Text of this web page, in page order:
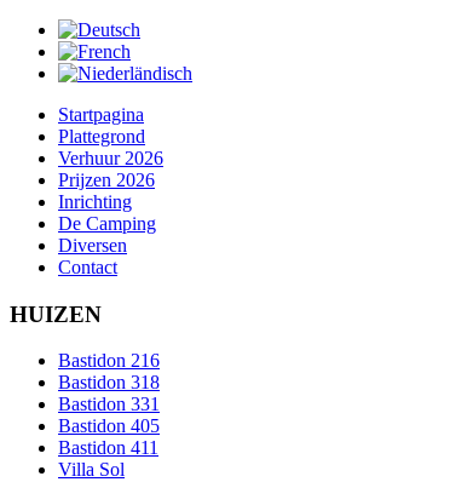
Startpagina
Plattegrond
Verhuur 2026
Prijzen 2026
Inrichting
De Camping
Diversen
Contact
HUIZEN
Bastidon 216
Bastidon 318
Bastidon 331
Bastidon 405
Bastidon 411
Villa Sol